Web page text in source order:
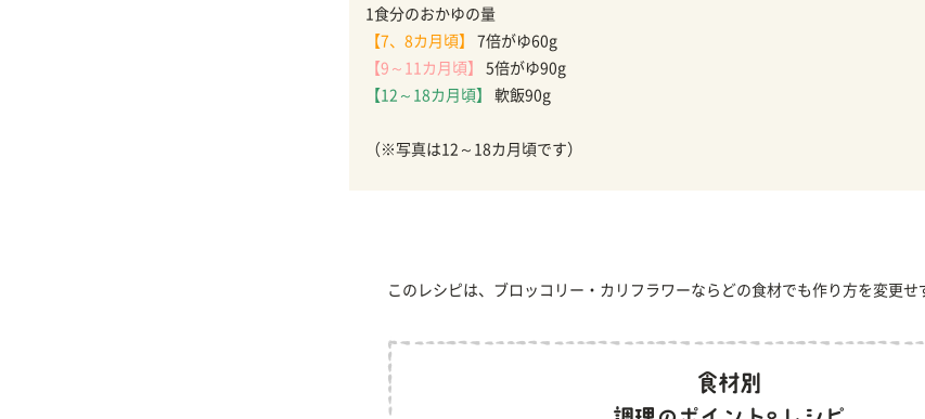
1食分のおかゆの量
【7、8カ月頃】
7倍がゆ60g
【9～11カ月頃】
5倍がゆ90g
【12～18カ月頃】
軟飯90g
（※写真は12～18カ月頃です）
このレシピは、ブロッコリー・カリフラワーならどの食材でも作り方を変更せ